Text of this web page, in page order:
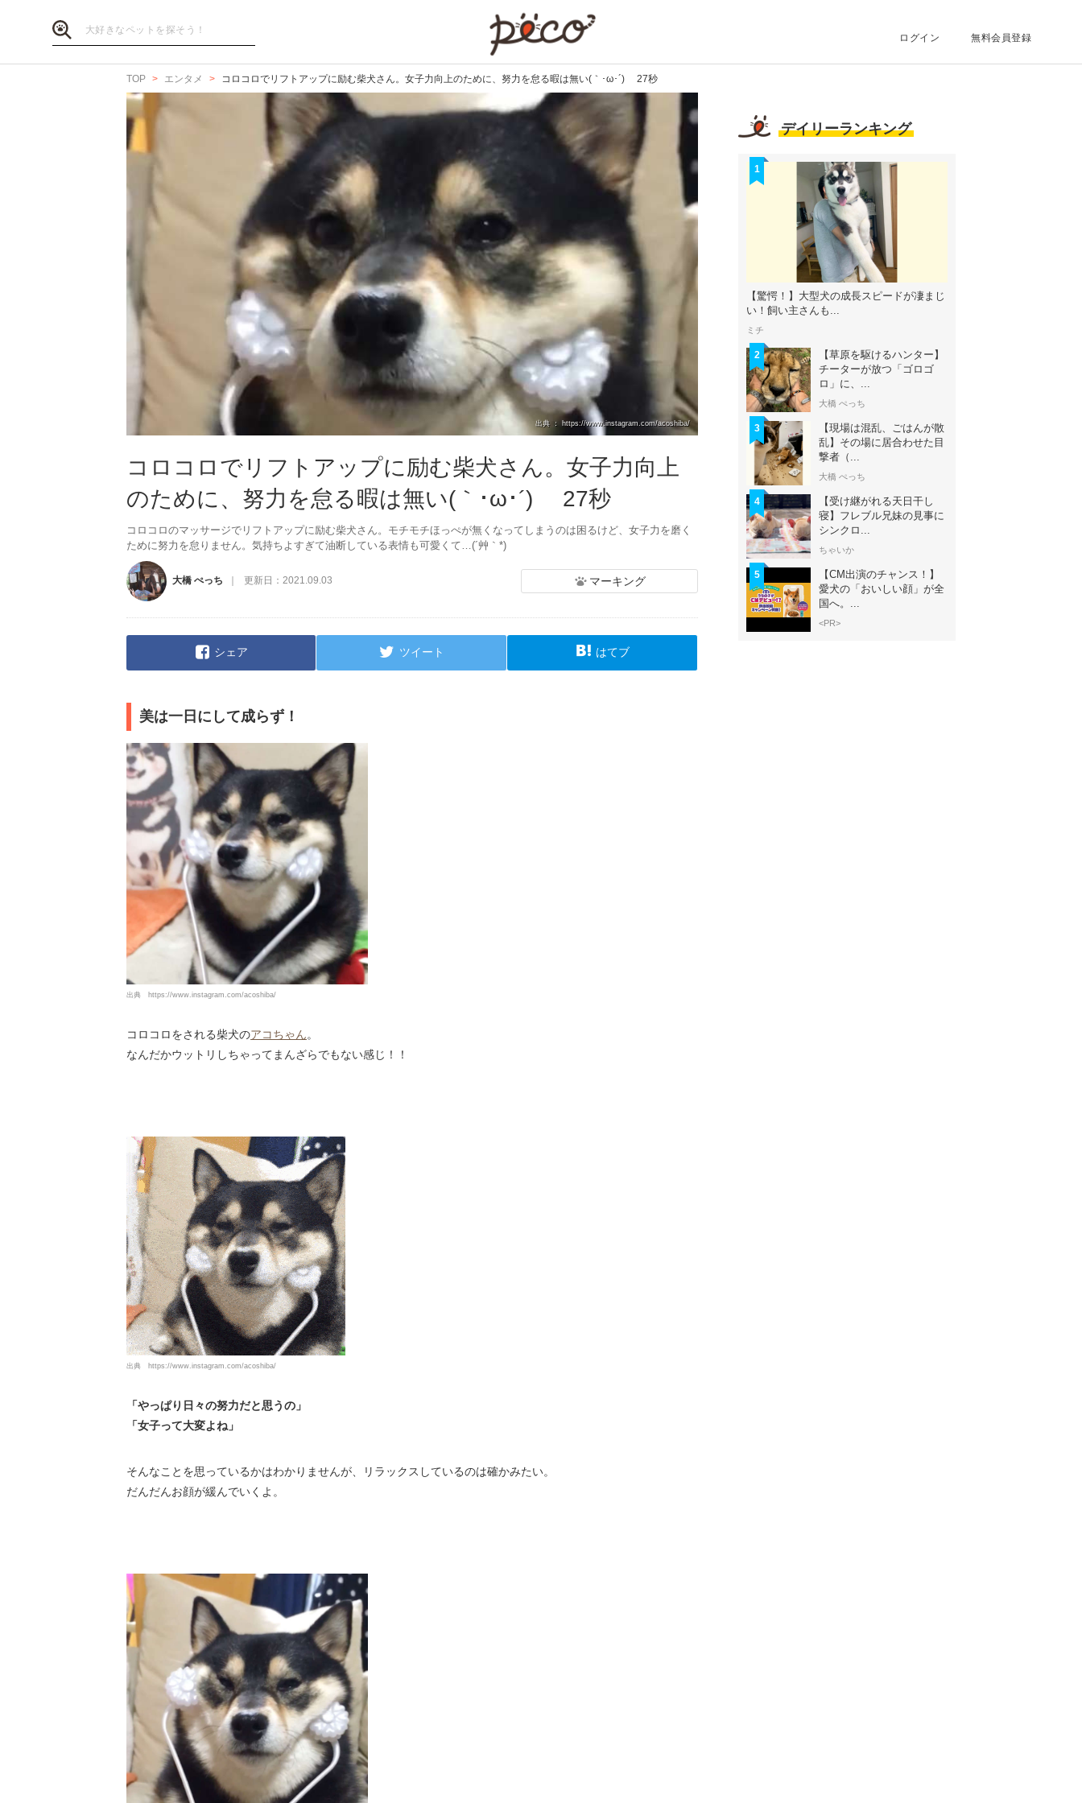
ログイン 無料会員登録
TOP エンタメ コロコロでリフトアップに励む柴犬さん。女子力向上のために、努力を怠る暇は無い(｀･ω･´)ゞ 27秒
出典 ： https://www.instagram.com/acoshiba/
コロコロでリフトアップに励む柴犬さん。女子力向上
のために、努力を怠る暇は無い(｀･ω･´)ゞ 27秒
コロコロのマッサージでリフトアップに励む柴犬さん。モチモチほっぺが無くなってしまうのは困るけど、女子力を磨く
ために努力を怠りません。気持ちよすぎて油断している表情も可愛くて…(´艸｀*)
大橋 ぺっち 更新日： 2021.09.03 マーキング
シェア ツイート はてブ
美は一日にして成らず！
出典 https://www.instagram.com/acoshiba/
コロコロをされる柴犬のアコちゃん。
なんだかウットリしちゃってまんざらでもない感じ！！
出典 https://www.instagram.com/acoshiba/
「やっぱり日々の努力だと思うの」
「女子って大変よね」
そんなことを思っているかはわかりませんが、リラックスしているのは確かみたい。
だんだんお顔が緩んでいくよ。
デイリーランキング
1
【驚愕！】大型犬の成長スピードが凄まじ
い！飼い主さんも...
ミチ
2
【草原を駆けるハンター】
チーターが放つ「ゴロゴ
ロ」に、...
大橋 ぺっち
3
【現場は混乱、ごはんが散
乱】その場に居合わせた目
撃者（...
大橋 ぺっち
4
【受け継がれる天日干し
寝】フレブル兄妹の見事に
シンクロ...
ちゃいか
5
【CM出演のチャンス！】
愛犬の「おいしい顔」が全
国へ。...
<PR>